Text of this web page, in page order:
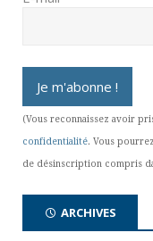
(Vous reconnaissez avoir
confidentialité. Vous
de désinscription compris
ARCHIVES